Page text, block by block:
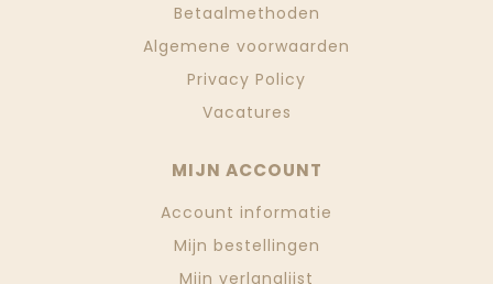
Betaalmethoden
Algemene voorwaarden
Privacy Policy
Vacatures
MIJN ACCOUNT
Account informatie
Mijn bestellingen
Mijn verlanglijst